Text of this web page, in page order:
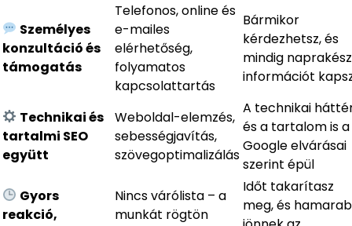
Személyes
konzultáció és
támogatás
Telefonos, online és
e-mailes
elérhetőség,
folyamatos
kapcsolattartás
Bármikor
kérdezhetsz, és
mindig naprakész
információt
Technikai és
tartalmi SEO
együtt
Weboldal-elemzés,
sebességjavítás,
szövegoptimalizálás
A technikai
és a tartalom is a
Google elvárásai
szerint épül
Gyors
reakció,
Nincs várólista – a
munkát rögtön
Időt takarítasz
meg, és